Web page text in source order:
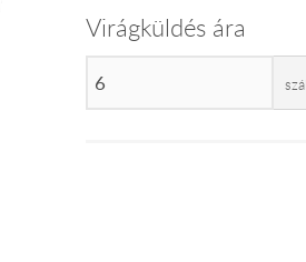
Virágküldés ára
szál